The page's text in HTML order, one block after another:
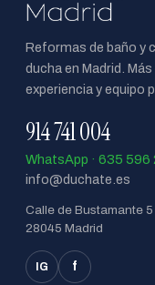
Reformas de baño y
ducha en Madrid.
experiencia y equipo
914 741 004
WhatsApp · 635 596
info@duchate.es
Calle de Bustamante 5
28045 Madrid
IG f